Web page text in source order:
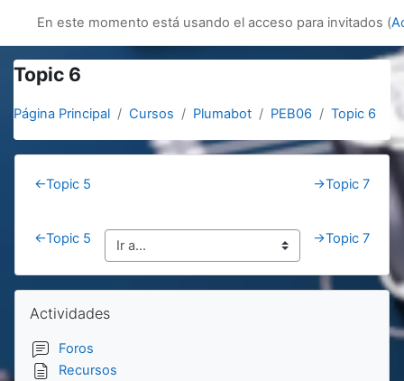
innovacion
En este momento está usando el acceso para invitados (
Topic 6
Página Principal Cursos Plumabot PEB06 Topic 6
Section outline
←Topic 5 →Topic 7
←Topic 5 →Topic 7
Bloques
Salta Actividades
Actividades
Foros
Recursos